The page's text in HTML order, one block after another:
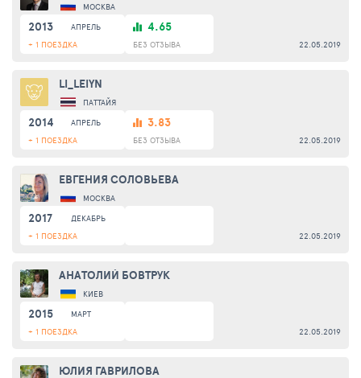
МОСКВА
2013
АПРЕЛЬ
+ 1 ПОЕЗДКА
4.65
БЕЗ ОТЗЫВА 22.05.2019
LI_LEIYN
ПАТТАЙЯ
2014
АПРЕЛЬ
+ 1 ПОЕЗДКА
3.83
БЕЗ ОТЗЫВА 22.05.2019
ЕВГЕНИЯ СОЛОВЬЕВА
МОСКВА
2017
ДЕКАБРЬ
+ 1 ПОЕЗДКА
22.05.2019
АНАТОЛИЙ БОВТРУК
КИЕВ
2015
МАРТ
+ 1 ПОЕЗДКА
22.05.2019
ЮЛИЯ ГАВРИЛОВА